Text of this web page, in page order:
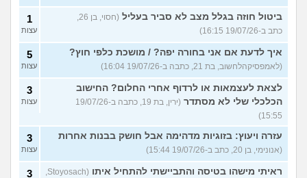
ביטול חוזה בגלל מצב לא סביר בעליל
(חסוי, בן 26,
כתב ב-19/07/26 16:15)
1
עצות
איך לדעת אם אני בחורה יפה? / מושכת כלפי חוץ?
(לאמפסיקהלחשוב, בת 21, כתבה ב-19/07/26 16:04)
5
עצות
לצאת לעצמאות או לרדוף אחרי החלום? החישוב
הכלכלי שלי לא מסתדר
(ירין, בת 19, כתבה ב-19/07/26
15:55)
3
עצות
עזרה ויעוץ: בזוגיות מדהימה אבל חושק בבנות אחרות
(אנונימי, בן 20, כתב ב-19/07/26 15:44)
3
עצות
ראיתי מישהו בטיסה והתביישתי להתחיל איתו
(Stoyosach,
3